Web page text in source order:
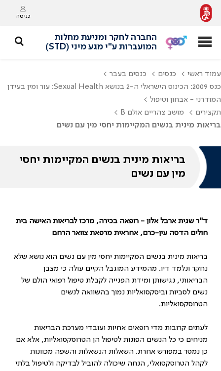
כניסה
החברה לחקר ומניעת מחלות
המועברות ע"י מגע מיני (STD)
עמוד ראשי כנסים
כנסים בעבר
כנס 2009: הכינוס הישראלי ה-2 בנושא Sexual Health: עור ומין בעידן
המודרני - אבחון וטיפול
תקצירים
מושב צהריים אולם B
בריאות מינית בנשים המקיימות יחסי מין עם נשים
בריאות מינית בנשים המקיימות יחסי
מין עם נשים
ד"ר שגית ארבל אלון - רופאה בכירה, מרכז לבריאות האישה בית
חולים הדסה עין-כרם, אחראית מרפאת צוואר הרחם
בריאות מינית בנשים המקיימות יחסי מין עם נשים הוא נושא שלא
נחקר ונלמד דיו. מהמידע המוגבל הקיים עולה כי מצבן
הבריאותי, נגישותן ומידת הפנייה לקבלת טיפול רפואי הולם של
נשים לסביות וביסקסואליות נמוך בהשוואה לנשים
הטרוסקסואליות.
לעתים קרובות מדי רופאים אחיות ועובדי מערכת הבריאות
מניחים כי כל הנשים הפונות לטיפול הן הטרוסקסואליות, אלא אם
כן נמסר במפורש אחרת. השאלות הנשאלות והשפה מכוונות
לקהל הטרוסקסואלי, הנחה שיכולה להוביל לבדיקה ולטיפול בלתי